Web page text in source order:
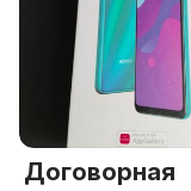
Договорная